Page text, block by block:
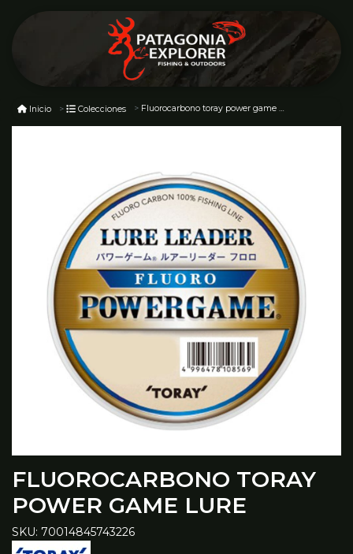
Inicio Colecciones Fluorocarbono toray power game lure
FLUOROCARBONO TORAY
POWER GAME LURE
SKU: 70014845743226